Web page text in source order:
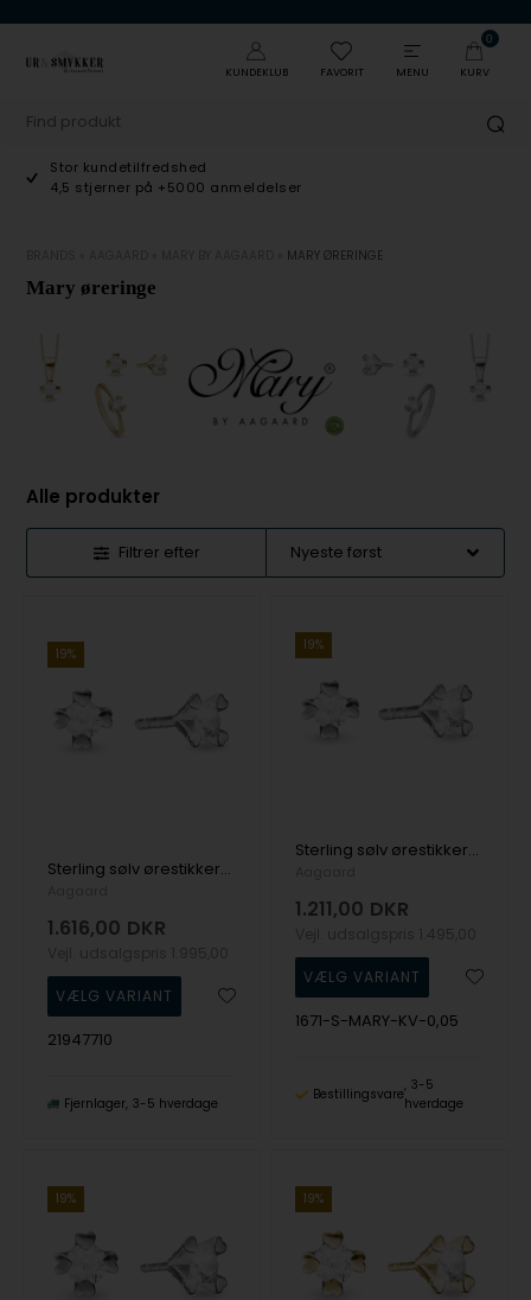
KUNDEKLUB FAVORIT MENU
0
KURV
Stor kundetilfredshed
4,5 stjerner på +5000 anmeldelser
MARY ØRERINGE
Mary øreringe
Alle produkter
Filtrer efter
19%
Sterling sølv ørestikkere, Mary serien by Aagaard med ialt 0,20 ct labgrown diamanter
1.616,00 DKR
21947710
Fjernlager 3-5 hverdage
19%
Sterling sølv ørestikkere, Mary serien by Aagaard med ialt 0,10 ct labgrown diamanter
1.211,00 DKR
1671-S-MARY-KV-0,05
Bestillingsvare
3-5
hverdage
19% 19%